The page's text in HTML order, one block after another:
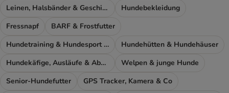
Leinen, Halsbänder & Geschirre
Hundebekleidung
Fressnapf
BARF & Frostfutter
Hundetraining & Hundesport Zubehör
Hundehütten & Hundehäuser
Hundekäfige, Ausläufe & Absperrgitter
Welpen & junge Hunde
Senior-Hundefutter
GPS Tracker, Kamera & Co